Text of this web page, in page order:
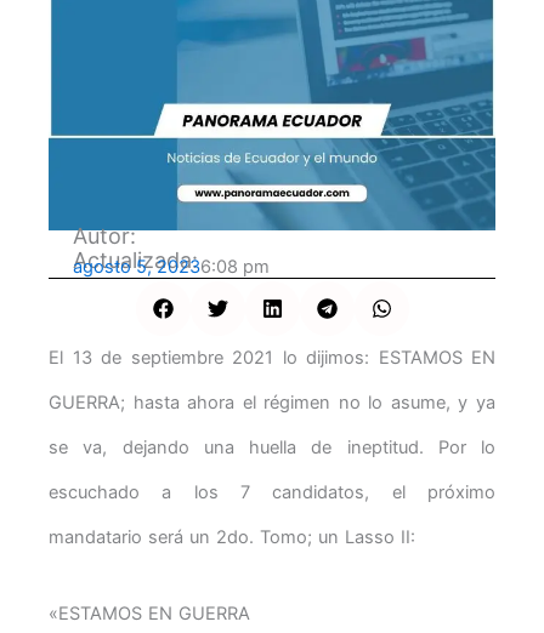
Autor:
Actualizada:
agosto 5, 20236:08 pm
El 13 de septiembre 2021 lo dijimos: ESTAMOS EN
GUERRA; hasta ahora el régimen no lo asume, y ya
se va, dejando una huella de ineptitud. Por lo
escuchado a los 7 candidatos, el próximo
mandatario será un 2do. Tomo; un Lasso II:
«ESTAMOS EN GUERRA